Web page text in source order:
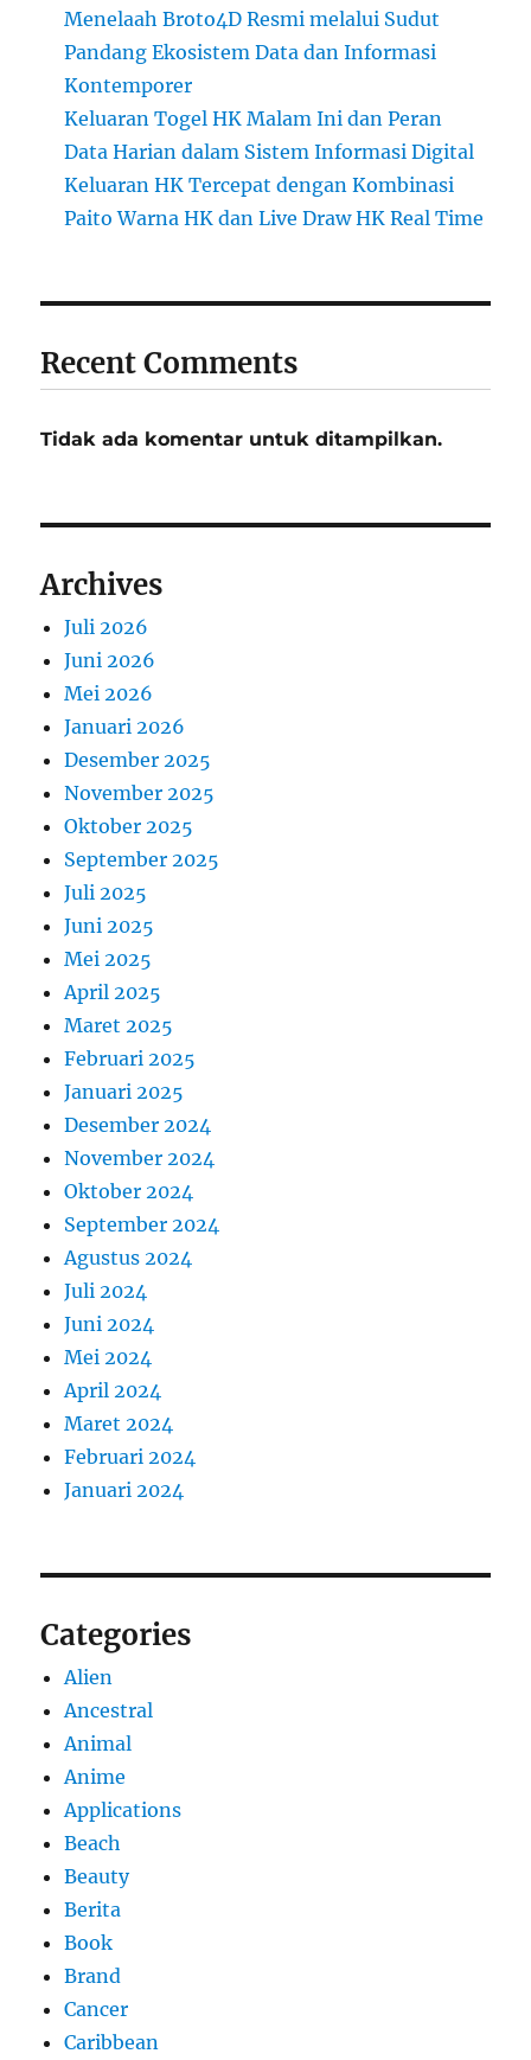
Menelaah Broto4D Resmi melalui Sudut
Pandang Ekosistem Data dan Informasi
Kontemporer
Keluaran Togel HK Malam Ini dan Peran
Data Harian dalam Sistem Informasi Digital
Keluaran HK Tercepat dengan Kombinasi
Paito Warna HK dan Live Draw HK Real Time
Recent Comments
Tidak ada komentar untuk ditampilkan.
Archives
Juli 2026
Juni 2026
Mei 2026
Januari 2026
Desember 2025
November 2025
Oktober 2025
September 2025
Juli 2025
Juni 2025
Mei 2025
April 2025
Maret 2025
Februari 2025
Januari 2025
Desember 2024
November 2024
Oktober 2024
September 2024
Agustus 2024
Juli 2024
Juni 2024
Mei 2024
April 2024
Maret 2024
Februari 2024
Januari 2024
Categories
Alien
Ancestral
Animal
Anime
Applications
Beach
Beauty
Berita
Book
Brand
Cancer
Caribbean